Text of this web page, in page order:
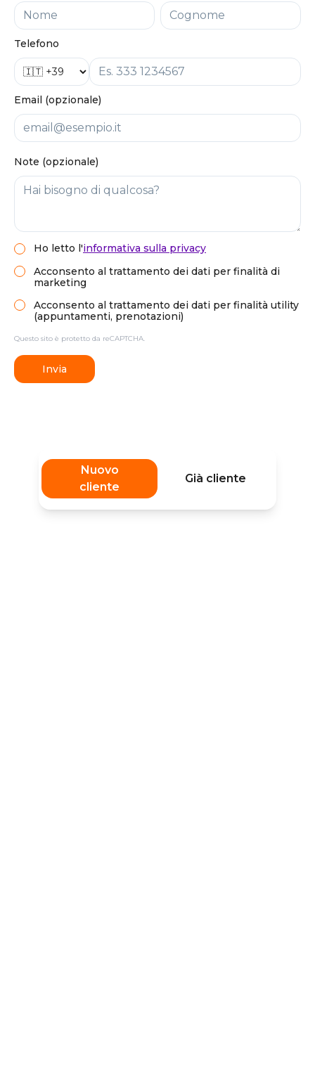
Telefono
Email (opzionale)
Note (opzionale)
Ho letto l'informativa sulla privacy
Acconsento al trattamento dei dati per finalità di
marketing
Acconsento al trattamento dei dati per finalità utility
(appuntamenti, prenotazioni)
Questo sito è protetto da reCAPTCHA.
Invia
Nuovo
cliente
Già cliente